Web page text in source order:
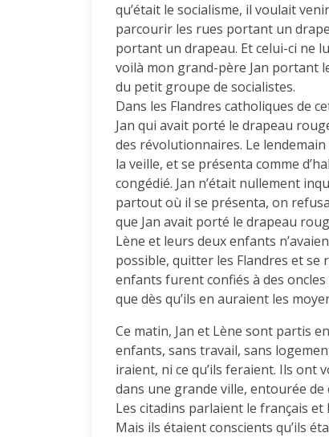
qu’était le socialisme, il voulait
parcourir les rues portant un
portant un drapeau. Et celui-ci ne
voilà mon grand-père Jan portant
du petit groupe de socialistes.
Dans les Flandres catholiques de
Jan qui avait porté le drapeau
des révolutionnaires. Le
la veille, et se présenta comme
congédié. Jan n’était nullement
partout où il se présenta, on
que Jan avait porté le drapeau
Lène et leurs deux enfants
possible, quitter les Flandres et se
enfants furent confiés à des
que dès qu’ils en auraient les
Ce matin, Jan et Lène sont partis
enfants, sans travail, sans
iraient, ni ce qu’ils feraient. Ils ont
dans une grande ville, entourée
Les citadins parlaient le français
Mais ils étaient conscients qu’ils